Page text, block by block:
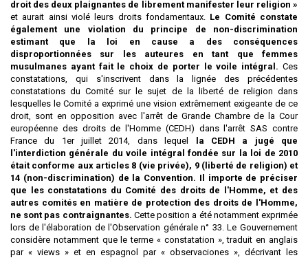
droit des deux plaignantes de librement manifester leur religion »
et aurait ainsi violé leurs droits fondamentaux. Le Comité constate
également une violation du principe de non-discrimination
estimant que la loi en cause a des conséquences
disproportionnées sur les auteures en tant que femmes
musulmanes ayant fait le choix de porter le voile intégral. Ces
constatations, qui s'inscrivent dans la lignée des précédentes
constatations du Comité sur le sujet de la liberté de religion dans
lesquelles le Comité a exprimé une vision extrêmement exigeante de ce
droit, sont en opposition avec l'arrêt de Grande Chambre de la Cour
européenne des droits de l'Homme (CEDH) dans l'arrêt SAS contre
France du 1er juillet 2014, dans lequel
la CEDH a jugé que
l'interdiction générale du voile intégral fondée sur la loi de 2010
était conforme aux articles 8 (vie privée), 9 (liberté de religion) et
14 (non-discrimination) de la Convention. Il importe de préciser
que les constatations du Comité des droits de l'Homme, et des
autres comités en matière de protection des droits de l'Homme,
ne sont pas contraignantes. Cette position a été notamment exprimée
lors de l'élaboration de l'Observation générale n° 33. Le Gouvernement
considère notamment que le terme « constatation », traduit en anglais
par « views » et en espagnol par « observaciones », décrivant les